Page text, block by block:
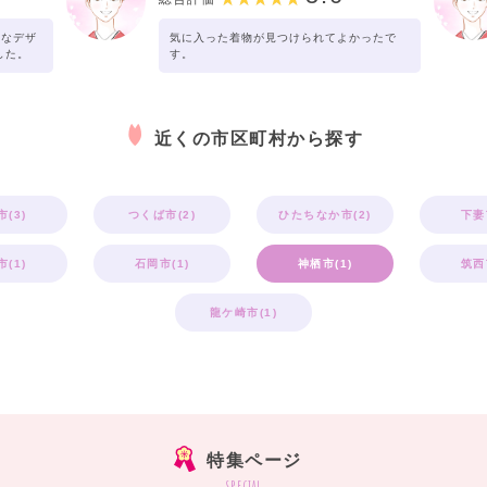
デザ
。
気に入った着物が見つけられてよかったで
す。
近くの市区町村から探す
(3) つくば市(2) ひたちなか市(2) 下
(1) 石岡市(1) 神栖市(1) 筑
龍ケ崎市(1)
特集ページ